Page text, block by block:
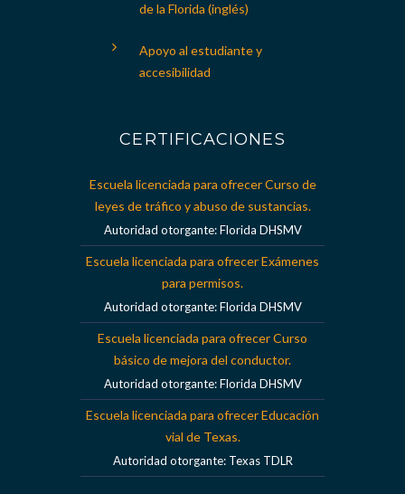
de la Florida (inglés)
Apoyo al estudiante y
accesibilidad
CERTIFICACIONES
Escuela licenciada para ofrecer Curso de
leyes de tráfico y abuso de sustancias.
Autoridad otorgante: Florida DHSMV
Escuela licenciada para ofrecer Exámenes
para permisos.
Autoridad otorgante: Florida DHSMV
Escuela licenciada para ofrecer Curso
básico de mejora del conductor.
Autoridad otorgante: Florida DHSMV
Escuela licenciada para ofrecer Educación
vial de Texas.
Autoridad otorgante: Texas TDLR